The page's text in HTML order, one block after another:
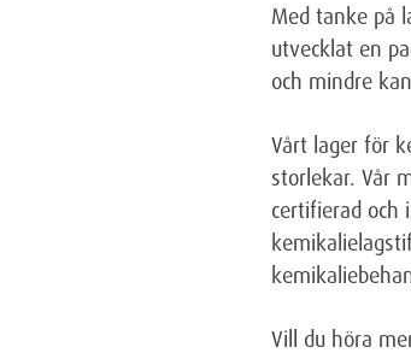
Med tanke på
utvecklat en
och mindre
Vårt lager för
storlekar. Vår
certifierad och
Vill du höra